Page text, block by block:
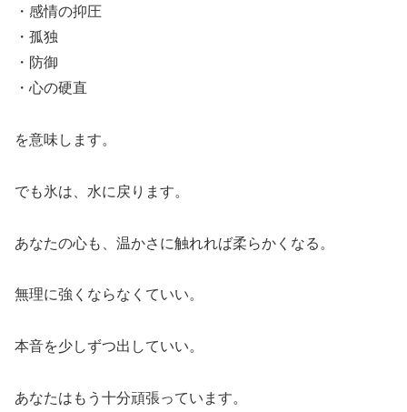
・感情の抑圧
・孤独
・防御
・心の硬直
を意味します。
でも氷は、水に戻ります。
あなたの心も、温かさに触れれば柔らかくなる。
無理に強くならなくていい。
本音を少しずつ出していい。
あなたはもう十分頑張っています。